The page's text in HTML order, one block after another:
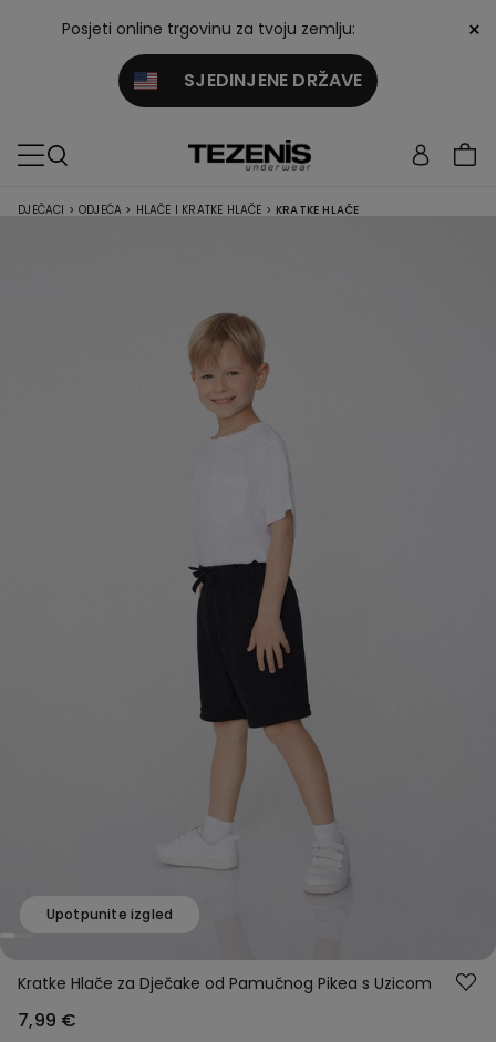
Posjeti online trgovinu za tvoju zemlju:
SJEDINJENE DRŽAVE
×
DJEČACI > ODJEĆA > HLAČE I KRATKE HLAČE > KRATKE HLAČE
Upotpunite izgled
Kratke Hlače za Dječake od Pamučnog Pikea s Uzicom
7,99 €